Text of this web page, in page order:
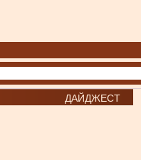
ДАЙДЖЕСТ